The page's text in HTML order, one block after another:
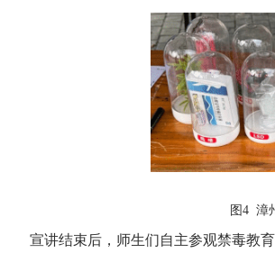
图4 漳
宣讲结束后，师生们自主参观禁毒教